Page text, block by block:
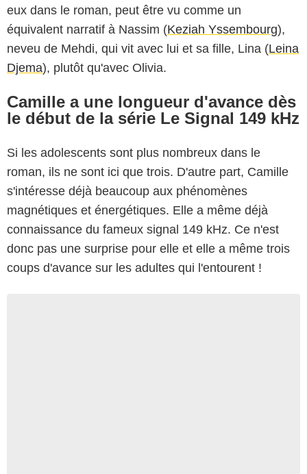
eux dans le roman, peut être vu comme un
équivalent narratif à Nassim (Keziah Yssembourg),
neveu de Mehdi, qui vit avec lui et sa fille, Lina (Leina
Djema), plutôt qu'avec Olivia.
Camille a une longueur d'avance dès
le début de la série Le Signal 149 kHz
Si les adolescents sont plus nombreux dans le
roman, ils ne sont ici que trois. D'autre part, Camille
s'intéresse déjà beaucoup aux phénomènes
magnétiques et énergétiques. Elle a même déjà
connaissance du fameux signal 149 kHz. Ce n'est
donc pas une surprise pour elle et elle a même trois
coups d'avance sur les adultes qui l'entourent !